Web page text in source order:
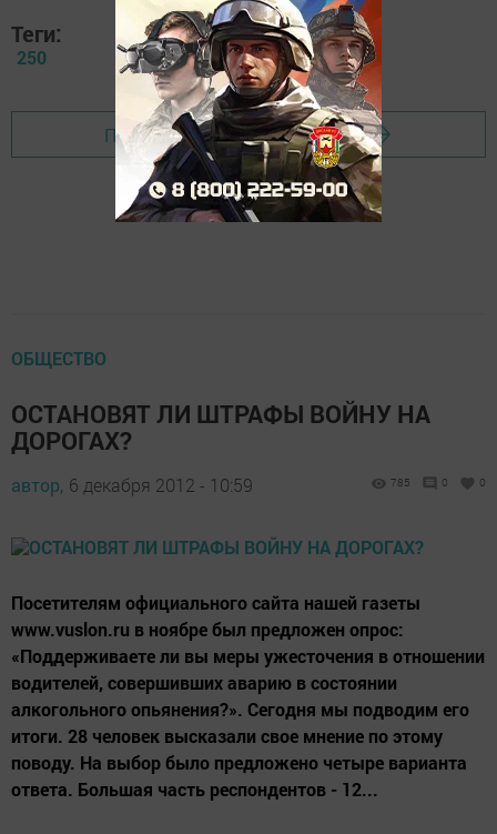
Теги:
250
Перейти на страницу новости
ОБЩЕСТВО
ОСТАНОВЯТ ЛИ ШТРАФЫ ВОЙНУ НА
ДОРОГАХ?
автор, 6 декабря 2012 - 10:59 785 0 0
Посетителям официального сайта нашей газеты
www.vuslon.ru в ноябре был предложен опрос:
«Поддерживаете ли вы меры ужесточения в отношении
водителей, совершивших аварию в состоянии
алкогольного опьянения?». Сегодня мы подводим его
итоги. 28 человек высказали свое мнение по этому
поводу. На выбор было предложено четыре варианта
ответа. Большая часть респондентов - 12...